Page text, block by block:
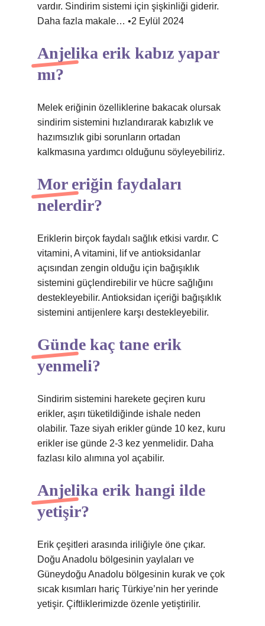
vardır. Sindirim sistemi için şişkinliği giderir.
Daha fazla makale… •2 Eylül 2024
Anjelika erik kabız yapar
mı?
Melek eriğinin özelliklerine bakacak olursak
sindirim sistemini hızlandırarak kabızlık ve
hazımsızlık gibi sorunların ortadan
kalkmasına yardımcı olduğunu söyleyebiliriz.
Mor eriğin faydaları
nelerdir?
Eriklerin birçok faydalı sağlık etkisi vardır. C
vitamini, A vitamini, lif ve antioksidanlar
açısından zengin olduğu için bağışıklık
sistemini güçlendirebilir ve hücre sağlığını
destekleyebilir. Antioksidan içeriği bağışıklık
sistemini antijenlere karşı destekleyebilir.
Günde kaç tane erik
yenmeli?
Sindirim sistemini harekete geçiren kuru
erikler, aşırı tüketildiğinde ishale neden
olabilir. Taze siyah erikler günde 10 kez, kuru
erikler ise günde 2-3 kez yenmelidir. Daha
fazlası kilo alımına yol açabilir.
Anjelika erik hangi ilde
yetişir?
Erik çeşitleri arasında iriliğiyle öne çıkar.
Doğu Anadolu bölgesinin yaylaları ve
Güneydoğu Anadolu bölgesinin kurak ve çok
sıcak kısımları hariç Türkiye’nin her yerinde
yetişir. Çiftliklerimizde özenle yetiştirilir.